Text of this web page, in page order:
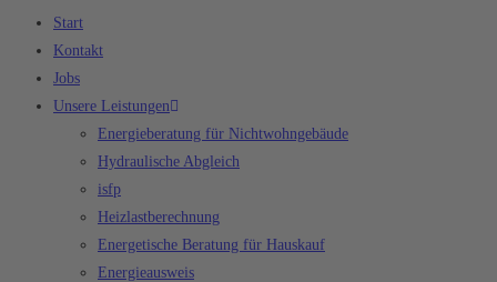
Start
Kontakt
Jobs
Unsere Leistungen
Energieberatung für Nichtwohngebäude
Hydraulische Abgleich
isfp
Heizlastberechnung
Energetische Beratung für Hauskauf
Energieausweis